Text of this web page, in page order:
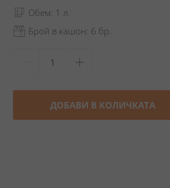
Обем: 1 л.
Брой в кашон: 6 бр.
ДОБАВИ В КОЛИЧКАТА